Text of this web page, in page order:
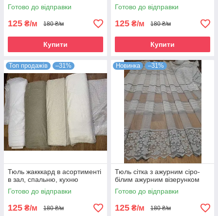
Готово до відправки
125 ₴/м 180 ₴/м
Купити
Готово до відправки
125 ₴/м 180 ₴/м
Купити
Топ продажів –31%
Тюль жакккард в асортименті
в зал, спальню, кухню
Готово до відправки
125 ₴/м 180 ₴/м
Новинка –31%
Тюль сітка з ажурним сіро-
білим ажурним візерунком
Готово до відправки
125 ₴/м 180 ₴/м